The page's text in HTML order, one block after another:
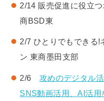
2/14 販売促進に役立
商BSD東
2/7 ひとりでもできる!
ン 東商墨田支部
2/6 攻めのデジタル
SNS動画活用、AI活